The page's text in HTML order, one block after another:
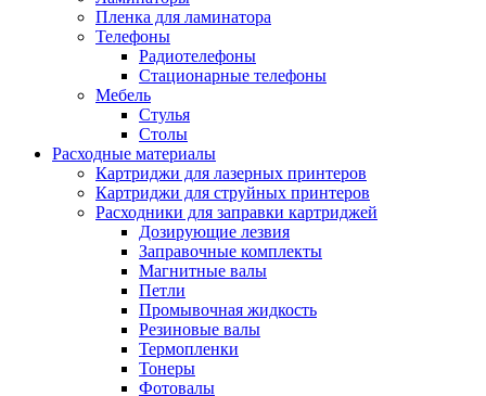
Пленка для ламинатора
Телефоны
Радиотелефоны
Стационарные телефоны
Мебель
Стулья
Столы
Расходные материалы
Картриджи для лазерных принтеров
Картриджи для струйных принтеров
Расходники для заправки картриджей
Дозирующие лезвия
Заправочные комплекты
Магнитные валы
Петли
Промывочная жидкость
Резиновые валы
Термопленки
Тонеры
Фотовалы